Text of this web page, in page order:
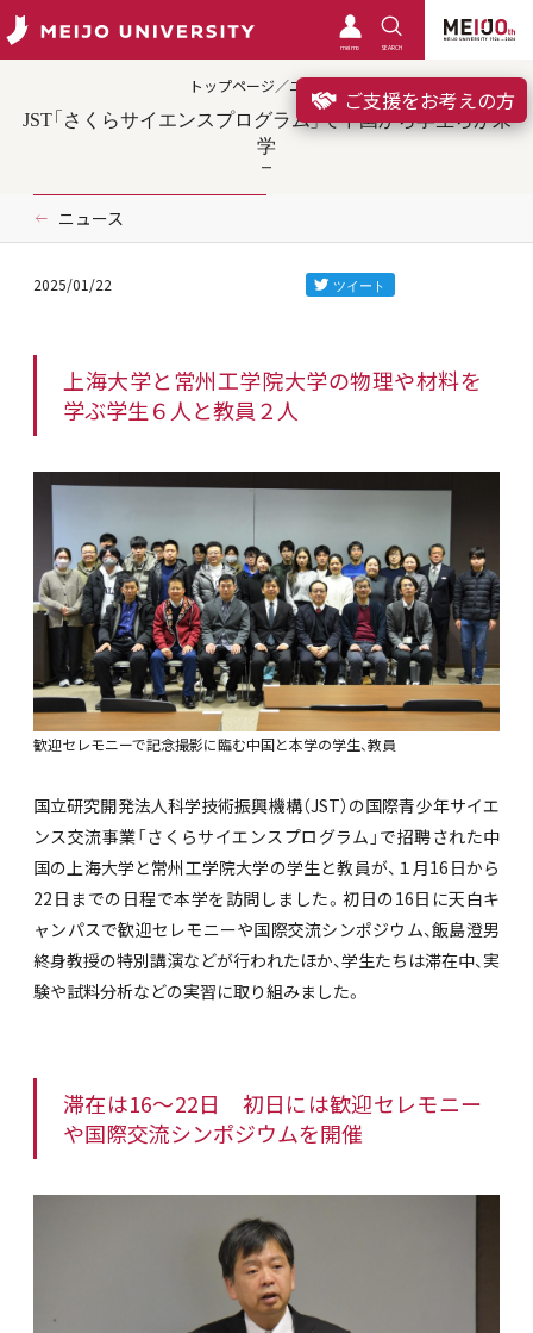
meimo SEARCH
ご支援をお考えの方
トップページ／ニュース
JST「さくらサイエンスプログラム」で中国から学生らが来
学
ニュース
2025/01/22
上海大学と常州工学院大学の物理や材料を
学ぶ学生６人と教員２人
歓迎セレモニーで記念撮影に臨む中国と本学の学生、教員
国立研究開発法人科学技術振興機構（JST）の国際青少年サイエ
ンス交流事業「さくらサイエンスプログラム」で招聘された中
国の上海大学と常州工学院大学の学生と教員が、１月16日から
22日までの日程で本学を訪問しました。初日の16日に天白キ
ャンパスで歓迎セレモニーや国際交流シンポジウム、飯島澄男
終身教授の特別講演などが行われたほか、学生たちは滞在中、実
験や試料分析などの実習に取り組みました。
滞在は16～22日 初日には歓迎セレモニー
や国際交流シンポジウムを開催